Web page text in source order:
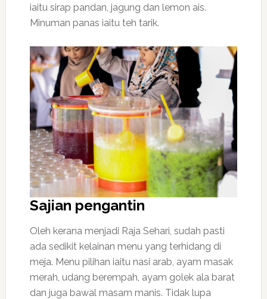
iaitu sirap pandan, jagung dan lemon ais.
Minuman panas iaitu teh tarik.
Sajian pengantin
Oleh kerana menjadi Raja Sehari, sudah pasti
ada sedikit kelainan menu yang terhidang di
meja. Menu pilihan iaitu nasi arab, ayam masak
merah, udang berempah, ayam golek ala barat
dan juga bawal masam manis. Tidak lupa